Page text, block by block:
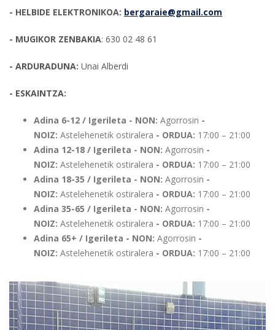
- HELBIDE ELEKTRONIKOA: bergaraie@gmail.com
- MUGIKOR ZENBAKIA: 630 02 48 61
- ARDURADUNA: Unai Alberdi
- ESKAINTZA:
Adina 6-12 / Igerileta - NON: Agorrosin -
NOIZ: Astelehenetik ostiralera - ORDUA: 17:00 – 21:00
Adina 12-18 / Igerileta - NON: Agorrosin -
NOIZ: Astelehenetik ostiralera - ORDUA: 17:00 – 21:00
Adina 18-35 / Igerileta - NON: Agorrosin -
NOIZ: Astelehenetik ostiralera - ORDUA: 17:00 – 21:00
Adina 35-65 / Igerileta - NON: Agorrosin -
NOIZ: Astelehenetik ostiralera - ORDUA: 17:00 – 21:00
Adina 65+ / Igerileta - NON: Agorrosin -
NOIZ: Astelehenetik ostiralera - ORDUA: 17:00 – 21:00